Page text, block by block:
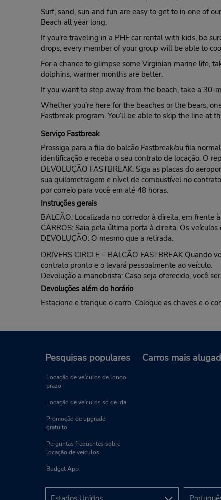
Surf, sand, sun and fun are easy to get to in one of
Beach all year long.
If you’re traveling in a PHF car rental with kids, be
drops, every member of your group will be able to
For a chance to glimpse some Virginian marine life,
dolphins, warmer months are better.
If you want to step away from the beach, take a 30-
Whether you’re here for the beaches or the bears,
Fastbreak program. You’ll be able to skip the line
Serviço Fastbreak
Prossiga para a fila do balcão Fastbreak/ou fila
identificação e receba o seu contrato de locação. O
DEVOLUÇÃO FASTBREAK: Siga as placas do
sua quilometragem e nível de combustível no
por correio para você em até 48 horas.
Instruções gerais
BALCÃO: Localizada no corredor à direita, em frente
CARROS: Saia pela última porta à direita. Os
DEVOLUÇÃO: O mesmo que a retirada.
DRIVERS CIRCLE – BALCÃO FASTBREAK
contrato pronto e o levará pessoalmente ao veículo.
Devolução a manobrista: Caso seja oferecido, você
Devoluções além do horário
Estacione e tranque o carro. Coloque as chaves e o
Pesquisas populares
Locação de veículos de longo
prazo
Locação de veículos só de ida
Promoção de upgrade
gratuito
Perguntas freqüentes sobre
locação de veículos
Budget App
Carros mais